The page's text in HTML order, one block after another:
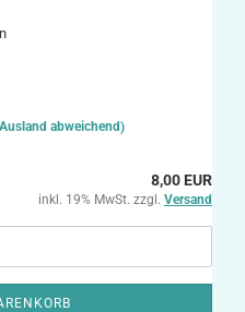
abweichend)
8,00 EUR
inkl. 19% MwSt. zzgl. Versand